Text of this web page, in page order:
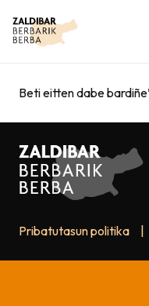
Beti eitten dabe
Pribatutasun politika